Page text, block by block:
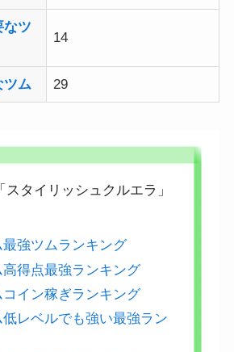
なツ
14
ツム 29
「スタイリッシュクルエラ」
最強ツムランキング
高得点最強ランキング
コイン稼ぎランキング
レベルでも強い最強ラン